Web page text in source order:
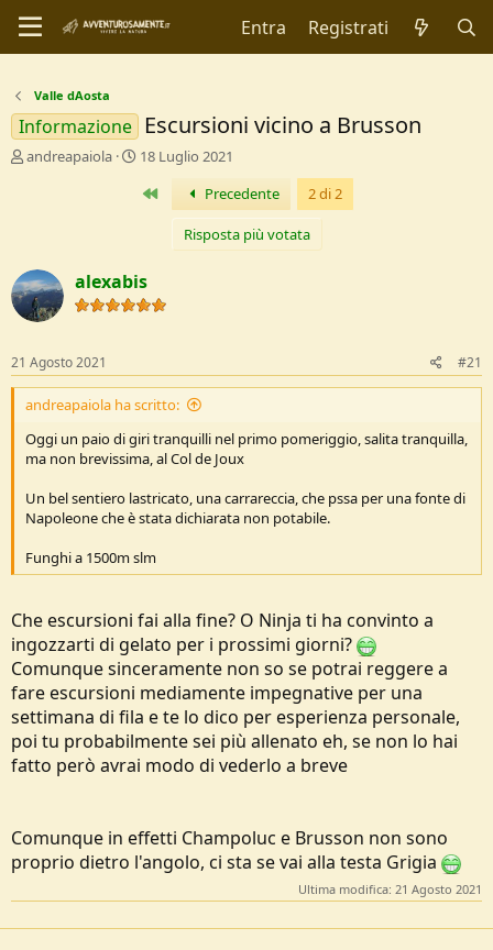
Entra Registrati
Valle dAosta
Informazione Escursioni vicino a Brusson
C
r
e
D
c
u
s
s
i
n
e
andreapaiola
D
t
I
n
i
o
18 Luglio 2021
Primo Precedente 2 di 2
Risposta più votata
alexabis
21 Agosto 2021 #21
andreapaiola ha scritto:
Oggi un paio di giri tranquilli nel primo pomeriggio, salita tranquilla,
ma non brevissima, al Col de Joux
Un bel sentiero lastricato, una carrareccia, che pssa per una fonte di
Napoleone che è stata dichiarata non potabile.
Funghi a 1500m slm
Che escursioni fai alla fine? O Ninja ti ha convinto a
ingozzarti di gelato per i prossimi giorni?
Comunque sinceramente non so se potrai reggere a
fare escursioni mediamente impegnative per una
settimana di fila e te lo dico per esperienza personale,
poi tu probabilmente sei più allenato eh, se non lo hai
fatto però avrai modo di vederlo a breve
Comunque in effetti Champoluc e Brusson non sono
proprio dietro l'angolo, ci sta se vai alla testa Grigia
Ultima modifica: 21 Agosto 2021